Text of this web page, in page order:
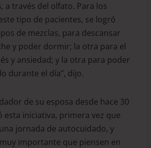
a través del olfato. Para los
tipo de pacientes, se logró
de mezclas, para descansar
y poder dormir; la otra para el
y ansiedad; y la otra para poder
durante el día”, dijo.
de su esposa desde hace 30
esta iniciativa, primera vez que
jornada de autocuidado, y
importante que piensen en